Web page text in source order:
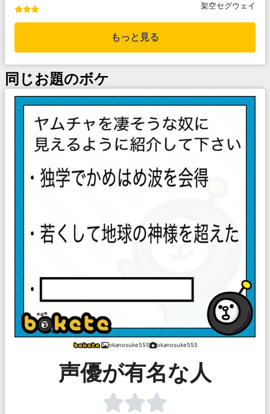
架空セグウェイ
もっと見る
同じお題のボケ
okanosuke555 okanosuke555
声優が有名な人